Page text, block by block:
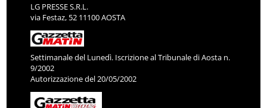
LG PRESSE S.R.L.
via Festaz, 52 11100 AOSTA
Settimanale del Lunedì. Iscrizione al Tribunale di Aosta n.
9/2002
Autorizzazione del 20/05/2002